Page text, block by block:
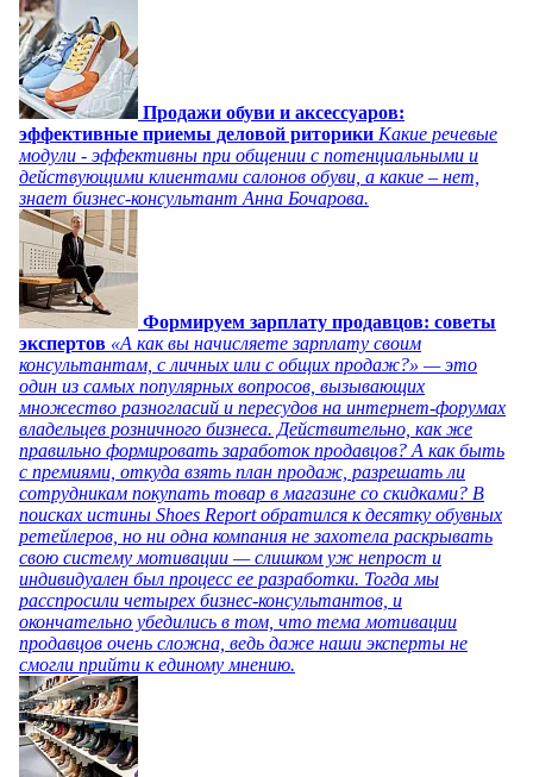
Продажи обуви и аксессуаров:
эффективные приемы деловой риторики Какие речевые
модули - эффективны при общении с потенциальными и
действующими клиентами салонов обуви, а какие – нет,
знает бизнес-консультант Анна Бочарова.
Формируем зарплату продавцов: советы
экспертов «А как вы начисляете зарплату своим
консультантам, с личных или с общих продаж?» — это
один из самых популярных вопросов, вызывающих
множество разногласий и пересудов на интернет-форумах
владельцев розничного бизнеса. Действительно, как же
правильно формировать заработок продавцов? А как быть
с премиями, откуда взять план продаж, разрешать ли
сотрудникам покупать товар в магазине со скидками? В
поисках истины Shoes Report обратился к десятку обувных
ретейлеров, но ни одна компания не захотела раскрывать
свою систему мотивации — слишком уж непрост и
индивидуален был процесс ее разработки. Тогда мы
расспросили четырех бизнес-консультантов, и
окончательно убедились в том, что тема мотивации
продавцов очень сложна, ведь даже наши эксперты не
смогли прийти к единому мнению.